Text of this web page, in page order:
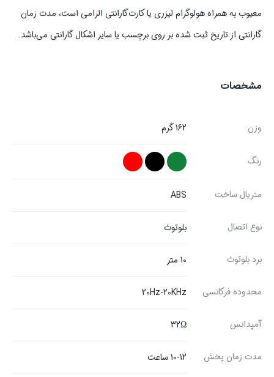
معیوب به همراه هولوگرام لیزری یا کارت‌گارانتی الزامی است، مدت زمان
گارانتی از تاریخ ثبت شده بر روی برچسب یا سایر اشکال گارانتی می‌باشد.
مشخصات
وزن 162 گرم
رنگ
متریال ساخت ABS
نوع اتصال بلوتوث
برد بلوتوث 10 متر
محدوده فرکانسی 20Hz-20KHz
آمپدانس 32Ω
مدت زمان پخش 10-12 ساعت